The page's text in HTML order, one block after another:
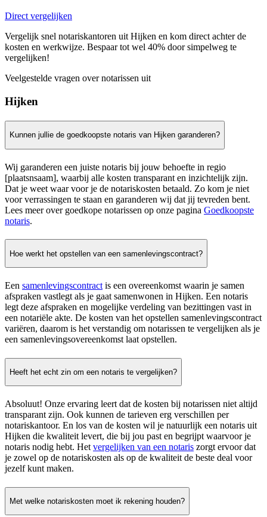
Direct vergelijken
Vergelijk snel notariskantoren uit Hijken en kom direct achter de
kosten en werkwijze. Bespaar tot wel 40% door simpelweg te
vergelijken!
Veelgestelde vragen over notarissen uit
Hijken
Kunnen jullie de goedkoopste notaris van Hijken garanderen?
Wij garanderen een juiste notaris bij jouw behoefte in regio
[plaatsnsaam], waarbij alle kosten transparant en inzichtelijk zijn.
Dat je weet waar voor je de notariskosten betaald. Zo kom je niet
voor verrassingen te staan en garanderen wij dat jij tevreden bent.
Lees meer over goedkope notarissen op onze pagina Goedkoopste
notaris.
Hoe werkt het opstellen van een samenlevingscontract?
Een samenlevingscontract is een overeenkomst waarin je samen
afspraken vastlegt als je gaat samenwonen in Hijken. Een notaris
legt deze afspraken en mogelijke verdeling van bezittingen vast in
een notariële akte. De kosten van het opstellen samenlevingscontract
variëren, daarom is het verstandig om notarissen te vergelijken als je
een samenlevingsovereenkomst laat opstellen.
Heeft het echt zin om een notaris te vergelijken?
Absoluut! Onze ervaring leert dat de kosten bij notarissen niet altijd
transparant zijn. Ook kunnen de tarieven erg verschillen per
notariskantoor. En los van de kosten wil je natuurlijk een notaris uit
Hijken die kwaliteit levert, die bij jou past en begrijpt waarvoor je
notaris nodig hebt. Hetvergelijken van een notaris zorgt ervoor dat
je zowel op de notariskosten als op de kwaliteit de beste deal voor
jezelf kunt maken.
Met welke notariskosten moet ik rekening houden?